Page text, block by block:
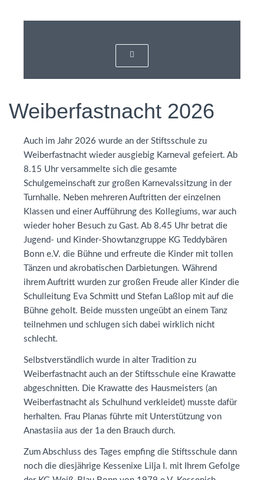
Weiberfastnacht 2026
Auch im Jahr 2026 wurde an der Stiftsschule zu
Weiberfastnacht wieder ausgiebig Karneval gefeiert. Ab
8.15 Uhr versammelte sich die gesamte
Schulgemeinschaft zur großen Karnevalssitzung in der
Turnhalle. Neben mehreren Auftritten der einzelnen
Klassen und einer Aufführung des Kollegiums, war auch
wieder hoher Besuch zu Gast. Ab 8.45 Uhr betrat die
Jugend- und Kinder-Showtanzgruppe KG Teddybären
Bonn e.V. die Bühne und erfreute die Kinder mit tollen
Tänzen und akrobatischen Darbietungen. Während
ihrem Auftritt wurden zur großen Freude aller Kinder die
Schulleitung Eva Schmitt und Stefan Laßlop mit auf die
Bühne geholt. Beide mussten ungeübt an einem Tanz
teilnehmen und schlugen sich dabei wirklich nicht
schlecht.
Selbstverständlich wurde in alter Tradition zu
Weiberfastnacht auch an der Stiftsschule eine Krawatte
abgeschnitten. Die Krawatte des Hausmeisters (an
Weiberfastnacht als Schulhund verkleidet) musste dafür
herhalten. Frau Planas führte mit Unterstützung von
Anastasiia aus der 1a den Brauch durch.
Zum Abschluss des Tages empfing die Stiftsschule dann
noch die diesjährige Kessenixe Lilja I. mit Ihrem Gefolge